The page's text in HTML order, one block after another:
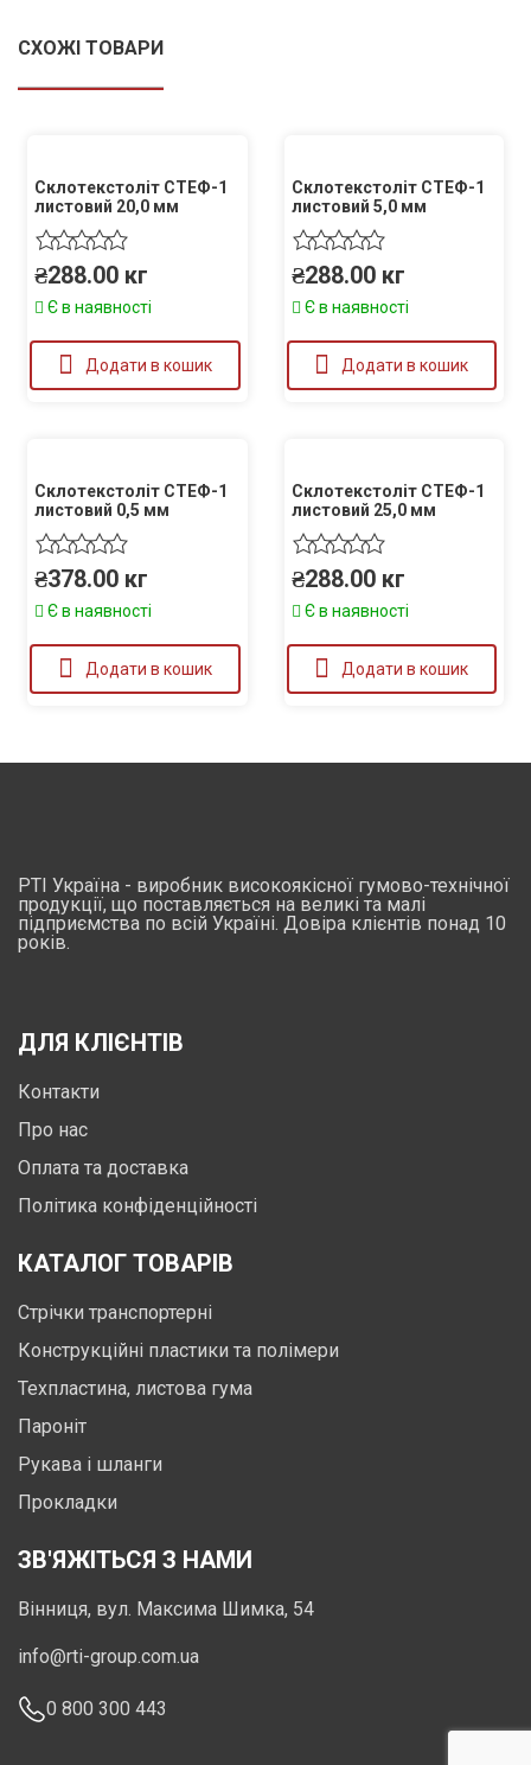
СХОЖІ ТОВАРИ
Склотекстоліт СТЕФ-1
листовий 20,0 мм
₴288.00 кг
Є в наявності
Додати в кошик
Склотекстоліт СТЕФ-1
листовий 5,0 мм
₴288.00 кг
Є в наявності
Додати в кошик
Склотекстоліт СТЕФ-1
листовий 0,5 мм
₴378.00 кг
Є в наявності
Додати в кошик
Склотекстоліт СТЕФ-1
листовий 25,0 мм
₴288.00 кг
Є в наявності
Додати в кошик
РТІ Україна - виробник високоякісної гумово-технічної
продукції, що поставляється на великі та малі
підприємства по всій Україні. Довіра клієнтів понад 10
років.
ДЛЯ КЛІЄНТІВ
Контакти
Про нас
Оплата та доставка
Політика конфіденційності
КАТАЛОГ ТОВАРІВ
Стрічки транспортерні
Конструкційні пластики та полімери
Техпластина, листова гума
Пароніт
Рукава і шланги
Прокладки
ЗВ'ЯЖІТЬСЯ З НАМИ
Вінниця, вул. Максима Шимка, 54
info@rti-group.com.ua
0 800 300 443